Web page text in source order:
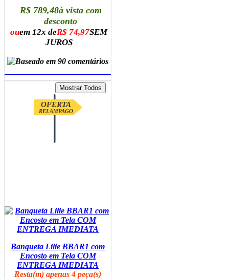
R$ 789,48à vista com
desconto
ouem 12x deR$ 74,97SEM
JUROS
OFERTA
RELAMPAGO
Banqueta Lilie BBAR1 com
Encosto em Tela COM
ENTREGA IMEDIATA
Resta(m) apenas 4 peça(s)